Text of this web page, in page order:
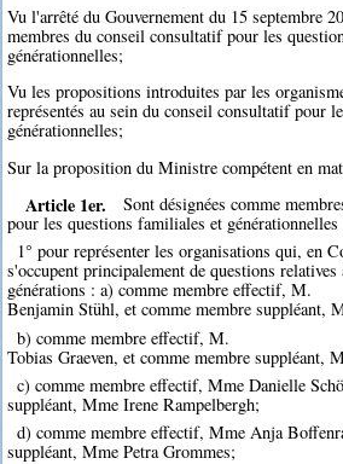
Vu l'arrêté du Gouvernement du 15 septembre
membres du conseil consultatif pour les
générationnelles;
Vu les propositions introduites par les
représentés au sein du conseil consultatif pour
générationnelles;
Sur la proposition du Ministre compétent en
Article 1er.
Sont désignées comme
pour les questions familiales et
1° pour représenter les organisations qui, en
s'occupent principalement de questions
générations : a) comme membre effectif, M.
Benjamin Stühl, et comme membre suppléant,
b) comme membre effectif, M.
Tobias Graeven, et comme membre suppléant,
c) comme membre effectif, Mme Danielle
suppléant, Mme Irene Rampelbergh;
d) comme membre effectif, Mme Anja
suppléant, Mme Petra Grommes;